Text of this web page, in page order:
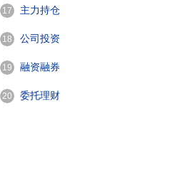
17 主力持仓
18 公司投资
19 融资融券
20 委托理财